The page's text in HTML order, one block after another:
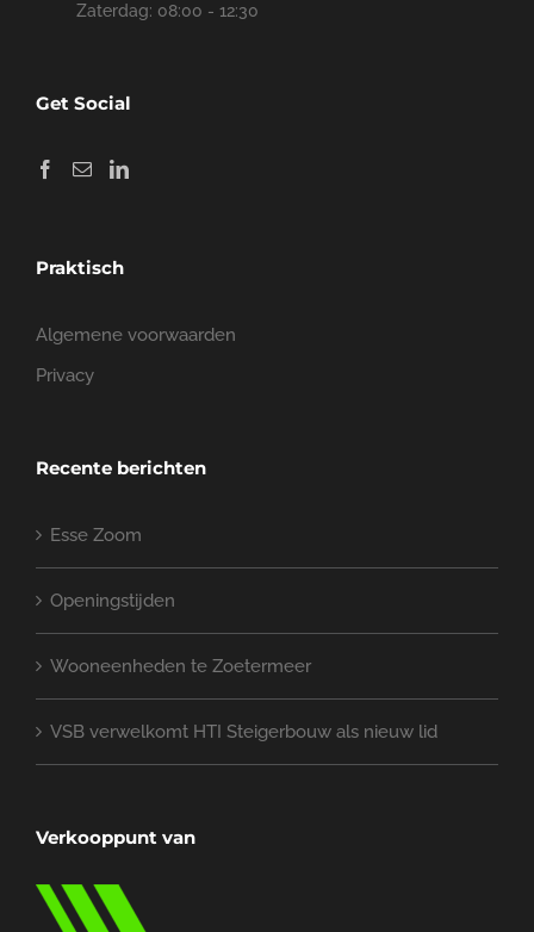
Zaterdag: 08:00 - 12:30
Get Social
Praktisch
Algemene voorwaarden
Privacy
Recente berichten
Esse Zoom
Openingstijden
Wooneenheden te Zoetermeer
VSB verwelkomt HTI Steigerbouw als nieuw lid
Verkooppunt van